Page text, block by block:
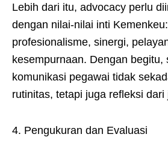
Lebih dari itu, advocacy perlu
dengan nilai-nilai inti
profesionalisme, sinergi,
kesempurnaan. Dengan begitu,
komunikasi pegawai tidak
rutinitas, tetapi juga refleksi
4. Pengukuran dan Evaluasi